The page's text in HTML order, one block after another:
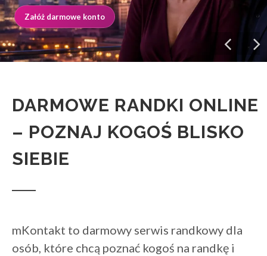
Załóż darmowe konto
DARMOWE RANDKI ONLINE
– POZNAJ KOGOŚ BLISKO
SIEBIE
mKontakt to darmowy serwis randkowy dla
osób, które chcą poznać kogoś na randkę i